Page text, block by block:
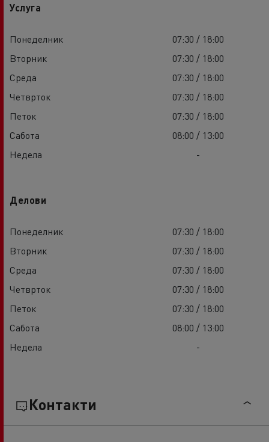
Услуга
Понеделник
07:30 / 18:00
Вторник
07:30 / 18:00
Среда
07:30 / 18:00
Четврток
07:30 / 18:00
Петок
07:30 / 18:00
Сабота
08:00 / 13:00
Недела
-
Делови
Понеделник
07:30 / 18:00
Вторник
07:30 / 18:00
Среда
07:30 / 18:00
Четврток
07:30 / 18:00
Петок
07:30 / 18:00
Сабота
08:00 / 13:00
Недела
-
Контакти